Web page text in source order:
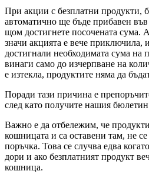
При акции с безплатни продукти,
автоматично ще бъде прибавен
щом достигнете посочената сума.
значи акцията е вече приключила,
достигнали необходимата сума на
винаги само до изчерпване на
е изтекла, продуктите няма да
Поради тази причина е
след като получите нашия
Важно е да отбележим, че
кошницата и са оставени там, не
поръчка. Това се случва едва
дори и ако безплатният продукт
кошница.